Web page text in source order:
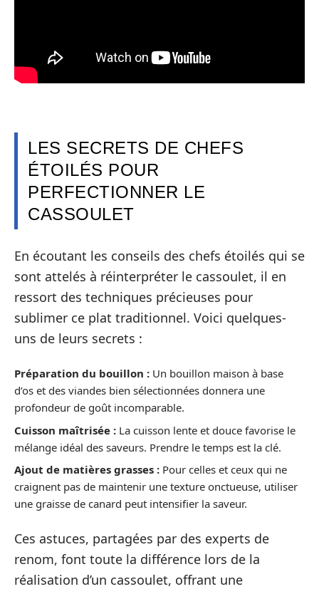
LES SECRETS DE CHEFS
ÉTOILÉS POUR
PERFECTIONNER LE
CASSOULET
En écoutant les conseils des chefs étoilés qui se
sont attelés à réinterpréter le cassoulet, il en
ressort des techniques précieuses pour
sublimer ce plat traditionnel. Voici quelques-
uns de leurs secrets :
Préparation du bouillon : Un bouillon maison à base
d’os et des viandes bien sélectionnées donnera une
profondeur de goût incomparable.
Cuisson maîtrisée : La cuisson lente et douce favorise le
mélange idéal des saveurs. Prendre le temps est la clé.
Ajout de matières grasses : Pour celles et ceux qui ne
craignent pas de maintenir une texture onctueuse, utiliser
une graisse de canard peut intensifier la saveur.
Ces astuces, partagées par des experts de
renom, font toute la différence lors de la
réalisation d’un cassoulet, offrant une